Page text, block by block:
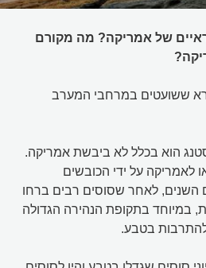
של אמריקה? מה מקורם
ששועטים במרחבי המערב
הוא בכלל לא ביבשת אמריקה.
לאמריקה על ידי הכובשים
במאה ה-16. עם השנים, לאחר שסוסים רבים ברחו
במיוחד בתקופת הנהירה הגדולה
בטבע.